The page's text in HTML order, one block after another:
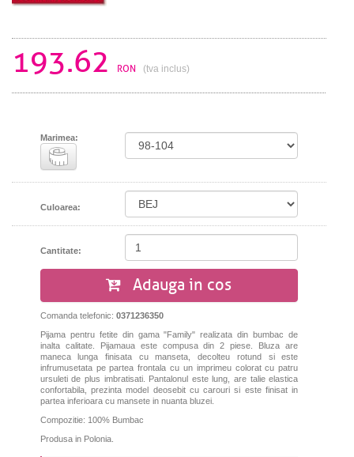
193.62 RON (tva inclus)
Marimea:
Culoarea:
Cantitate:
Adauga in cos
Comanda telefonic: 0371236350
Pijama pentru fetite din gama "Family" realizata din bumbac de
inalta calitate. Pijamaua este compusa din 2 piese. Bluza are
maneca lunga finisata cu manseta, decolteu rotund si este
infrumusetata pe partea frontala cu un imprimeu colorat cu patru
ursuleti de plus imbratisati. Pantalonul este lung, are talie elastica
confortabila, prezinta model deosebit cu carouri si este finisat in
partea inferioara cu mansete in nuanta bluzei.
Compozitie: 100% Bumbac
Produsa in Polonia.